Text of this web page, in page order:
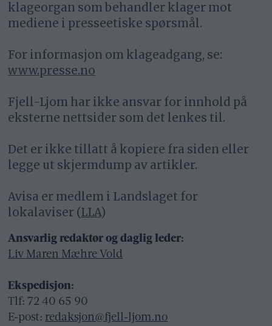
klageorgan som behandler klager mot
mediene i presseetiske spørsmål.
For informasjon om klageadgang, se:
www.presse.no
Fjell-Ljom har ikke ansvar for innhold på
eksterne nettsider som det lenkes til.
Det er ikke tillatt å kopiere fra siden eller
legge ut skjermdump av artikler.
Avisa er medlem i Landslaget for
lokalaviser (LLA)
Ansvarlig redaktør og daglig leder:
Liv Maren Mæhre Vold
Ekspedisjon:
Tlf: 72 40 65 90
E-post: redaksjon@fjell-ljom.no